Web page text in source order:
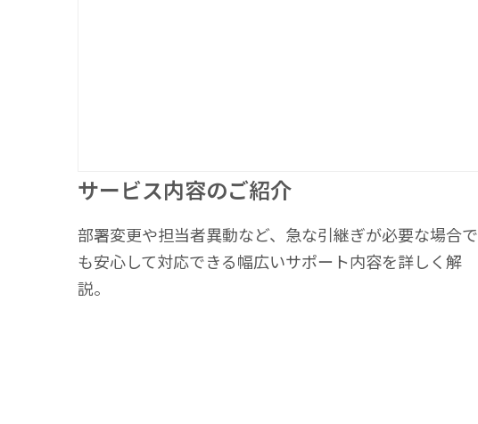
サービス内容のご紹介
部署変更や担当者異動など、急な引継ぎが必要な場合で
も安心して対応できる幅広いサポート内容を詳しく解
説。